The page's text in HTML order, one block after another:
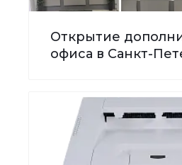
Открытие
офиса в Санкт-